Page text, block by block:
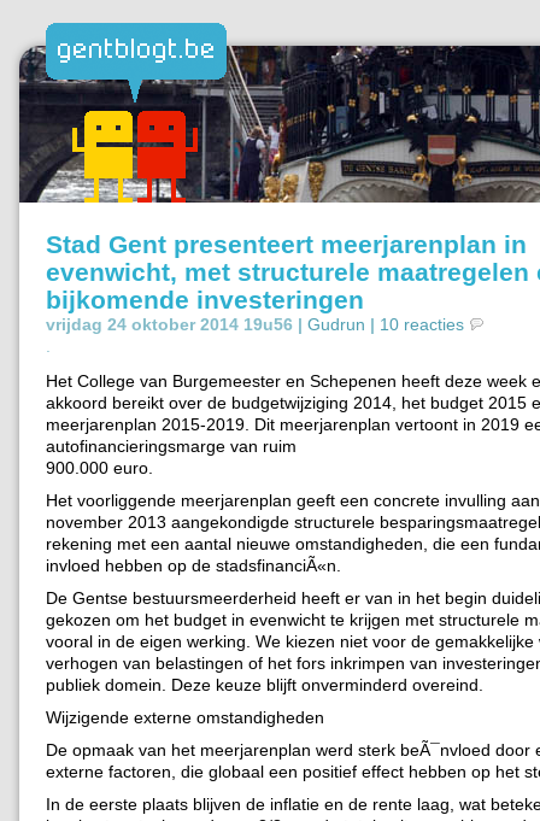
Stad Gent presenteert meerjarenplan in
evenwicht, met structurele maatregelen
bijkomende investeringen
vrijdag 24 oktober 2014 19u56 | Gudrun | 10 reacties
Het College van Burgemeester en Schepenen heeft deze week
akkoord bereikt over de budgetwijziging 2014, het budget 2015
meerjarenplan 2015-2019. Dit meerjarenplan vertoont in 2019
autofinancieringsmarge van ruim
900.000 euro.
Het voorliggende meerjarenplan geeft een concrete invulling
november 2013 aangekondigde structurele
rekening met een aantal nieuwe omstandigheden, die een
invloed hebben op de stadsfinanciÃ«n.
De Gentse bestuursmeerderheid heeft er van in het begin
gekozen om het budget in evenwicht te krijgen met structurele
vooral in de eigen werking. We kiezen niet voor de gemakkelijke
verhogen van belastingen of het fors inkrimpen van
publiek domein. Deze keuze blijft onverminderd overeind.
Wijzigende externe omstandigheden
De opmaak van het meerjarenplan werd sterk beÃ¯nvloed door
externe factoren, die globaal een positief effect hebben op het
In de eerste plaats blijven de inflatie en de rente laag, wat